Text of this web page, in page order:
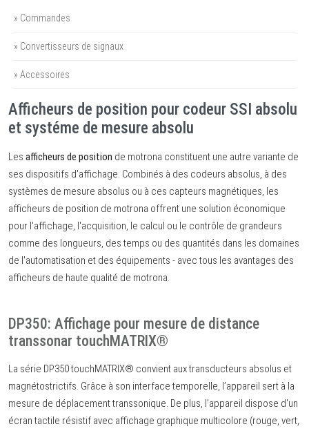
» Commandes
» Convertisseurs de signaux
» Accessoires
Afficheurs de position pour codeur SSI absolu
et systéme de mesure absolu
Les afficheurs de position de motrona constituent une autre variante de
ses dispositifs d'affichage. Combinés à des codeurs absolus, à des
systèmes de mesure absolus ou à ces capteurs magnétiques, les
afficheurs de position de motrona offrent une solution économique
pour l'affichage, l'acquisition, le calcul ou le contrôle de grandeurs
comme des longueurs, des temps ou des quantités dans les domaines
de l'automatisation et des équipements - avec tous les avantages des
afficheurs de haute qualité de motrona.
DP350: Affichage pour mesure de distance
transsonar touchMATRIX®
La série DP350 touchMATRIX® convient aux transducteurs absolus et
magnétostrictifs. Grâce à son interface temporelle, l’appareil sert à la
mesure de déplacement transsonique. De plus, l'appareil dispose d'un
écran tactile résistif avec affichage graphique multicolore (rouge, vert,